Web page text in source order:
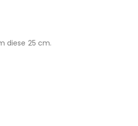
diese 25 cm.